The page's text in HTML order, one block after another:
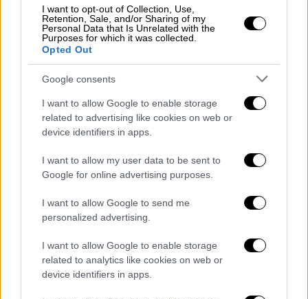
I want to opt-out of Collection, Use,
Retention, Sale, and/or Sharing of my
Personal Data that Is Unrelated with the
Purposes for which it was collected.
Opted Out
Google consents
I want to allow Google to enable storage
related to advertising like cookies on web or
device identifiers in apps.
I want to allow my user data to be sent to
Google for online advertising purposes.
I want to allow Google to send me
personalized advertising.
I want to allow Google to enable storage
related to analytics like cookies on web or
device identifiers in apps.
Ο Υπουργός Εξωτερικών προσγειώθηκε στο
αεροδρόμιο της Τρίπολης στις 7.30 το πρωί.
Εκεί όμως τον περίμενε η Υπουργός
Εξωτερικών της Λιβύης, Νάιλα Μανγκούς, η
κυβέρνηση η θητεία της οποίας έχει λήξει,
και δεν νομιμοποιείται να υπογράφει
υπέγραψε με την Τουρκία. Μόλις ο Νίκος
Δένδιας ενημερώθηκε ότι η κ. Μανγκούς τον
περίμενε στο αεροδρόμιο για να τον
συναντήσει ζήτησε να αναχωρήσει με το
Η πρώτη αντίδραση του Νίκου Δένδια
Στην πρώτη του αντίδραση προχώρησε το